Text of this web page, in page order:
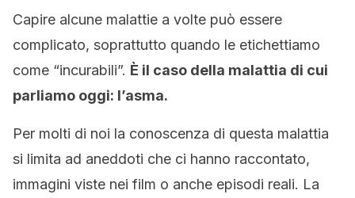
Capire alcune malattie a volte può essere
complicato, soprattutto quando le etichettiamo
come “incurabili”. È il caso della malattia di cui
parliamo oggi: l’asma.
Per molti di noi la conoscenza di questa malattia
si limita ad aneddoti che ci hanno raccontato,
immagini viste nei film o anche episodi reali. La